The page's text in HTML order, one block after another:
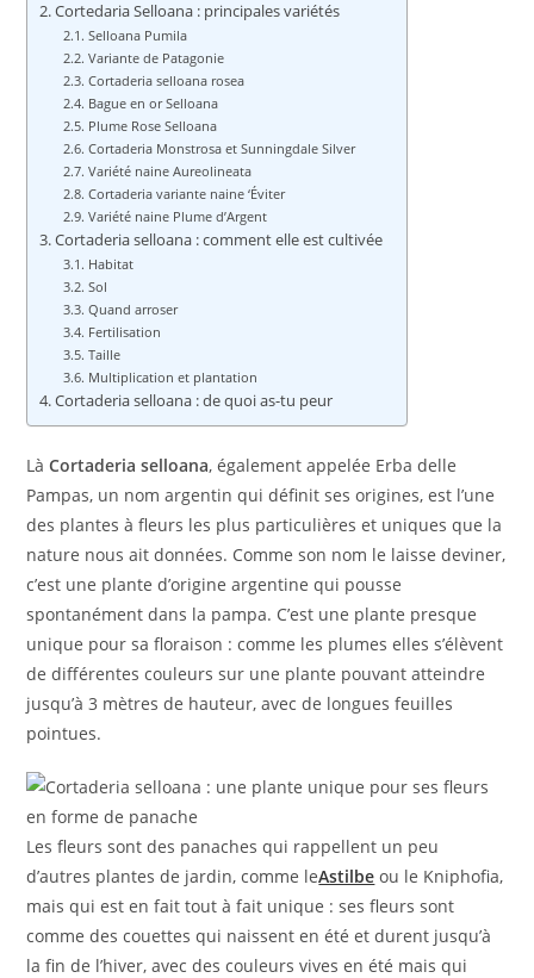
Cortedaria Selloana : principales variétés
Selloana Pumila
Variante de Patagonie
Cortaderia selloana rosea
Bague en or Selloana
Plume Rose Selloana
Cortaderia Monstrosa et Sunningdale Silver
Variété naine Aureolineata
Cortaderia variante naine ‘Éviter
Variété naine Plume d’Argent
Cortaderia selloana : comment elle est cultivée
Habitat
Sol
Quand arroser
Fertilisation
Taille
Multiplication et plantation
Cortaderia selloana : de quoi as-tu peur
LàCortaderia selloana, également appelée Erba delle
Pampas, un nom argentin qui définit ses origines, est l’une
des plantes à fleurs les plus particulières et uniques que la
nature nous ait données. Comme son nom le laisse deviner,
c’est une plante d’origine argentine qui pousse
spontanément dans la pampa. C’est une plante presque
unique pour sa floraison : comme les plumes elles s’élèvent
de différentes couleurs sur une plante pouvant atteindre
jusqu’à 3 mètres de hauteur, avec de longues feuilles
pointues.
Les fleurs sont des panaches qui rappellent un peu
d’autres plantes de jardin, comme leAstilbe ou le Kniphofia,
mais qui est en fait tout à fait unique : ses fleurs sont
comme des couettes qui naissent en été et durent jusqu’à
la fin de l’hiver, avec des couleurs vives en été mais qui